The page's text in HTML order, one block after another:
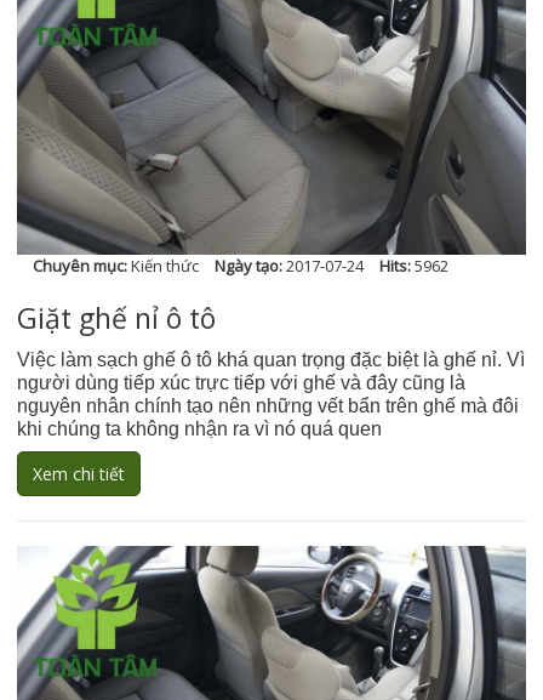
Chuyên mục:Kiến thức Ngày tạo:2017-07-24 Hits:5962
Giặt ghế nỉ ô tô
Việc làm sạch ghế ô tô khá quan trọng đặc biệt là ghế nỉ. Vì
người dùng tiếp xúc trực tiếp với ghế và đây cũng là
nguyên nhân chính tạo nên những vết bẩn trên ghế mà đôi
khi chúng ta không nhận ra vì nó quá quen
Xem chi tiết